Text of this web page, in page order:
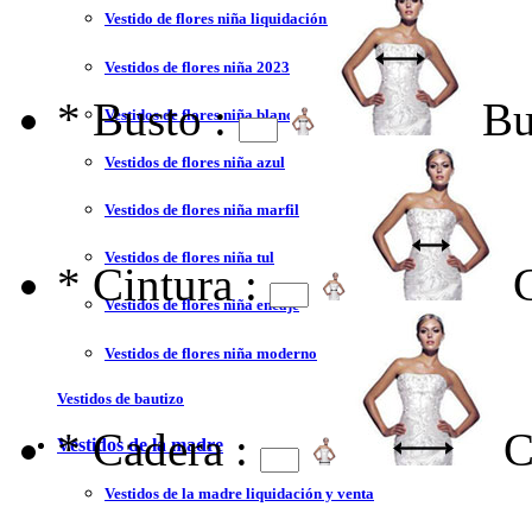
Vestido de flores niña liquidación y venta
Vestidos de flores niña 2023
Vestidos de flores niña blanco
Vestidos de flores niña azul
Vestidos de flores niña marfil
Vestidos de flores niña tul
Vestidos de flores niña encaje
Vestidos de flores niña moderno
Vestidos de bautizo
Vestidos de la madre
Vestidos de la madre liquidación y venta
* Busto :
* Cintura :
* Cadera :